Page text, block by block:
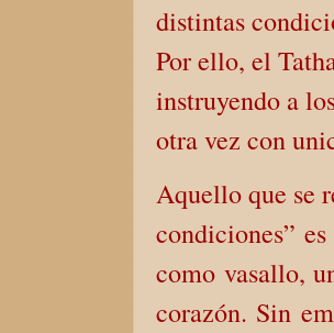
distintas
Por ello, el
instruyendo a
otra vez con
Aquello que se
condiciones”
como vasallo,
corazón. Sin